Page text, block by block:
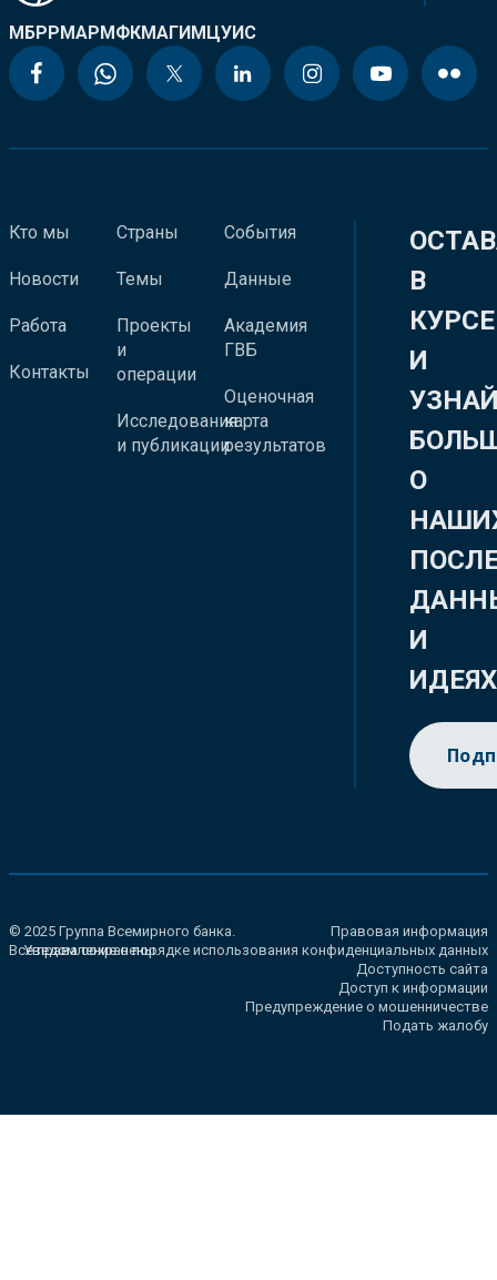
МБРРМАРМФКМАГИМЦУИС
Кто мы
Новости
Работа
Контакты
Страны
Темы
Проекты
и
операции
Исследования
и публикации
События
Данные
Академия
ГВБ
Оценочная
карта
результатов
В
КУРСЕ
И
О
И
ИДЕЯХ
© 2025 Группа Всемирного банка.
Все права сохранены.
Правовая информация
Уведомление о порядке использования конфиденциальных данных
Доступность сайта
Доступ к информации
Предупреждение о мошенничестве
Подать жалобу